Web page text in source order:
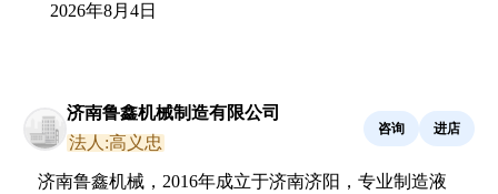
2026年8月4日
济南鲁鑫机械制造有限公司
法人:高义忠
咨询 进店
济南鲁鑫机械，2016年成立于济南济阳，专业制造液